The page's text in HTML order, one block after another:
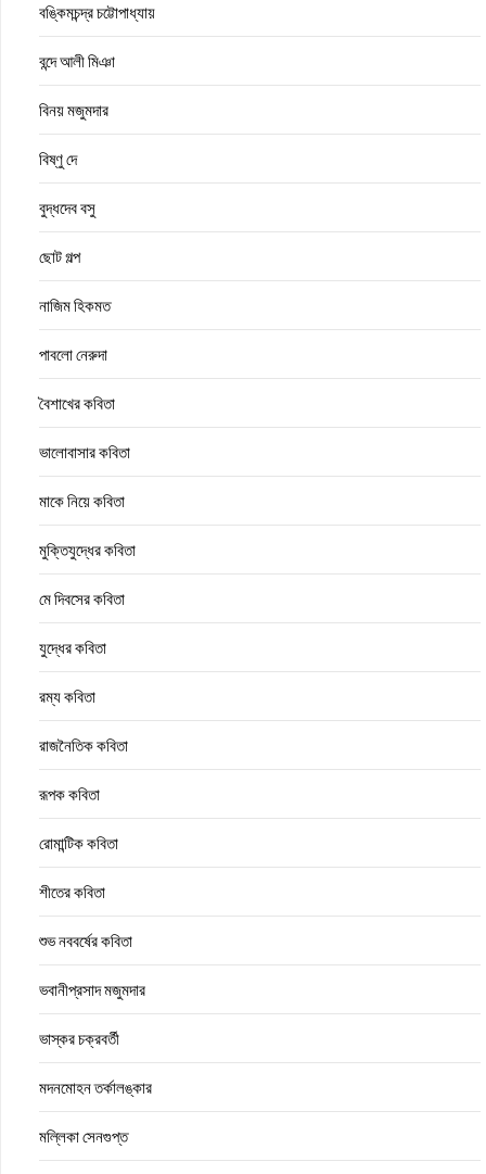
বঙ্কিমচন্দ্র চট্টোপাধ্যায়
বন্দে আলী মিঞা
বিনয় মজুমদার
বিষ্ণু দে
বুদ্ধদেব বসু
ছোট গল্প
নাজিম হিকমত
পাবলো নেরুদা
বৈশাখের কবিতা
ভালোবাসার কবিতা
মাকে নিয়ে কবিতা
মুক্তিযুদ্ধের কবিতা
মে দিবসের কবিতা
যুদ্ধের কবিতা
রম্য কবিতা
রাজনৈতিক কবিতা
রূপক কবিতা
রোমান্টিক কবিতা
শীতের কবিতা
শুভ নববর্ষের কবিতা
ভবানীপ্রসাদ মজুমদার
ভাস্কর চক্রবর্তী
মদনমোহন তর্কালঙ্কার
মল্লিকা সেনগুপ্ত